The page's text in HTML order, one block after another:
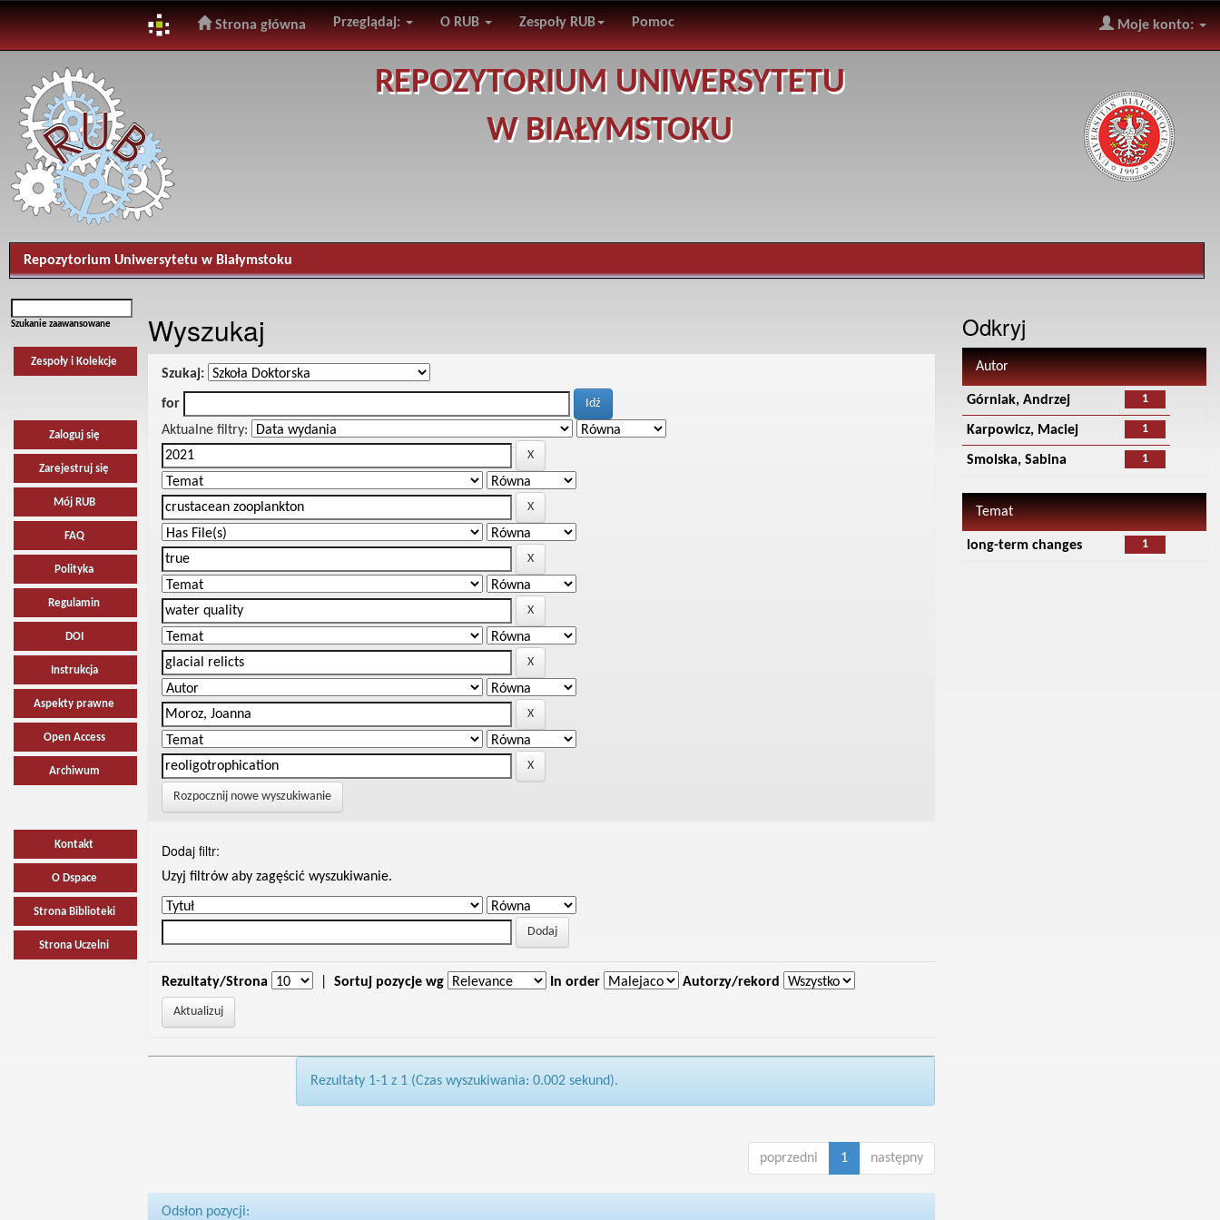
navigation
Strona główna Przeglądaj: O RUB Zespoły RUB Pomoc Moje konto:
REPOZYTORIUM UNIWERSYTETU
W BIAŁYMSTOKU
Repozytorium Uniwersytetu w Białymstoku
Szukanie zaawansowane
Zespoły i Kolekcje
Zaloguj się
Zarejestruj się
Mój RUB
FAQ
Polityka
Regulamin
DOI
Instrukcja
Aspekty prawne
Open Access
Archiwum
Kontakt
O Dspace
Strona Biblioteki
Strona Uczelni
Wyszukaj
Szukaj:
for
Aktualne filtry:
Rozpocznij nowe wyszukiwanie
Dodaj filtr:
Uzyj filtrów aby zagęścić wyszukiwanie.
Rezultaty/Strona Sortuj pozycje wg In order Autorzy/rekord
Rezultaty 1-1 z 1 (Czas wyszukiwania: 0.002 sekund).
poprzedni 1 następny
Odsłon pozycji:
Odkryj
Autor
1
Górniak, Andrzej
1
Karpowicz, Maciej
1
Smolska, Sabina
Temat
1
long-term changes